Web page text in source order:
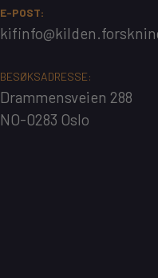
E-POST:
BESØKSADRESSE:
Drammensveien 288
NO-0283 Oslo